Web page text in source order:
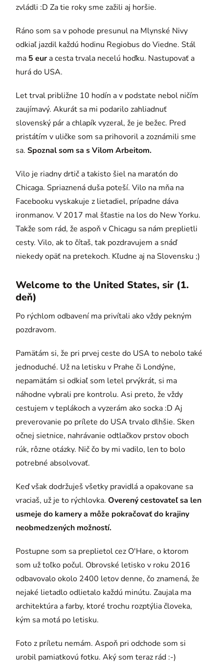
zvládli :D Za tie roky sme zažili aj horšie.
Ráno som sa v pohode presunul na Mlynské Nivy
odkiaľ jazdil každú hodinu Regiobus do Viedne. Stál
ma 5 eur a cesta trvala necelú hoďku. Nastupovať a
hurá do USA.
Let trval približne 10 hodín a v podstate nebol ničím
zaujímavý. Akurát sa mi podarilo zahliadnuť
slovenský pár a chlapík vyzeral, že je bežec. Pred
pristátím v uličke som sa prihovoril a zoznámili sme
sa. Spoznal som sa s Vilom Arbeitom.
Vilo je riadny drtič a takisto šiel na maratón do
Chicaga. Spriaznená duša poteší. Vilo na mňa na
Facebooku vyskakuje z lietadiel, prípadne dáva
ironmanov. V 2017 mal šťastie na los do New Yorku.
Takže som rád, že aspoň v Chicagu sa nám preplietli
cesty. Vilo, ak to čítaš, tak pozdravujem a snáď
niekedy opäť na pretekoch. Kľudne aj na Slovensku ;)
Welcome to the United States, sir (1.
deň)
Po rýchlom odbavení ma privítali ako vždy pekným
pozdravom.
Pamätám si, že pri prvej ceste do USA to nebolo také
jednoduché. Už na letisku v Prahe či Londýne,
nepamätám si odkiaľ som letel prvýkrát, si ma
náhodne vybrali pre kontrolu. Asi preto, že vždy
cestujem v teplákoch a vyzerám ako socka :D Aj
preverovanie po prílete do USA trvalo dlhšie. Sken
očnej sietnice, nahrávanie odtlačkov prstov oboch
rúk, rôzne otázky. Nič čo by mi vadilo, len to bolo
potrebné absolvovať.
Keď však dodržuješ všetky pravidlá a opakovane sa
vraciaš, už je to rýchlovka. Overený cestovateľ sa len
usmeje do kamery a môže pokračovať do krajiny
neobmedzených možností.
Postupne som sa preplietol cez O'Hare, o ktorom
som už toľko počul. Obrovské letisko v roku 2016
odbavovalo okolo 2400 letov denne, čo znamená, že
nejaké lietadlo odlietalo každú minútu. Zaujala ma
architektúra a farby, ktoré trochu rozptýlia človeka,
kým sa motá po letisku.
Foto z príletu nemám. Aspoň pri odchode som si
urobil pamiatkovú fotku. Aký som teraz rád :-)